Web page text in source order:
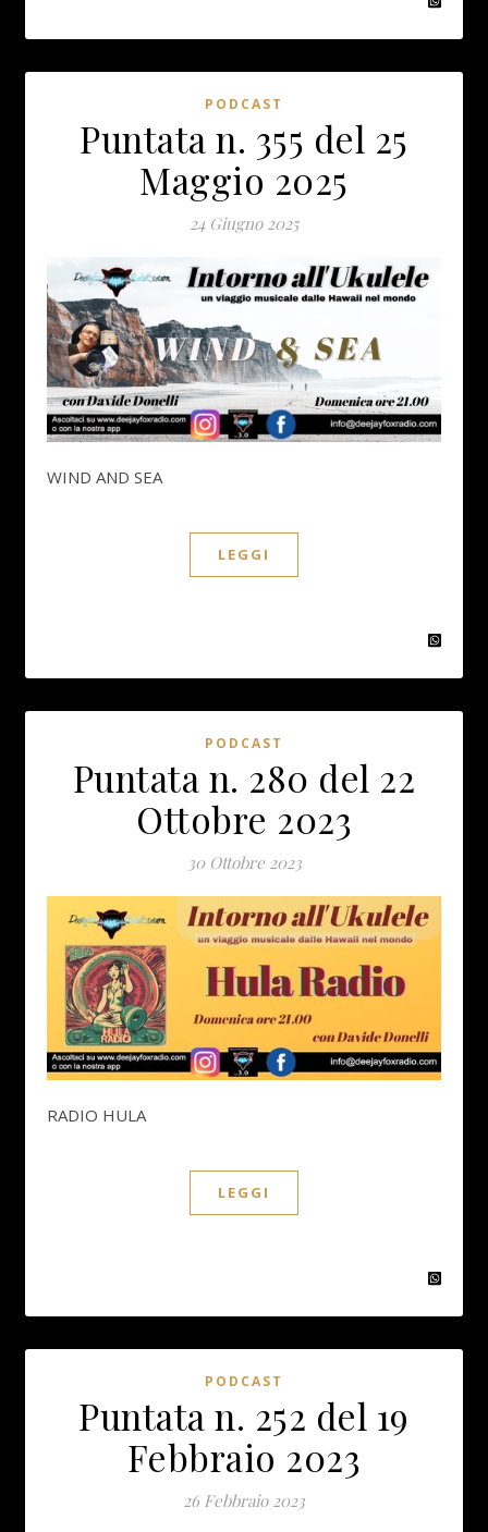
PODCAST
Puntata n. 355 del 25
Maggio 2025
24 Giugno 2025
WIND AND SEA
LEGGI
PODCAST
Puntata n. 280 del 22
Ottobre 2023
30 Ottobre 2023
RADIO HULA
LEGGI
PODCAST
Puntata n. 252 del 19
Febbraio 2023
26 Febbraio 2023